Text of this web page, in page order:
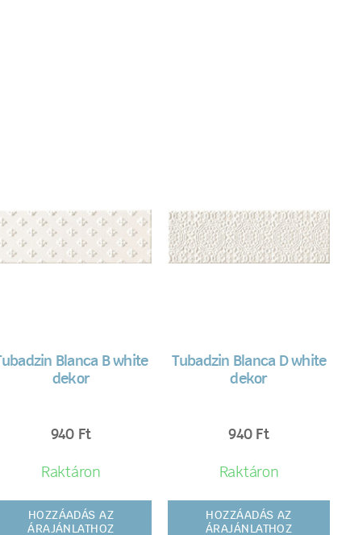
Tubadzin Blanca B white
dekor
940 Ft
Raktáron
HOZZÁADÁS AZ
ÁRAJÁNLATHOZ
Tubadzin Blanca D white
dekor
940 Ft
Raktáron
HOZZÁADÁS AZ
ÁRAJÁNLATHOZ